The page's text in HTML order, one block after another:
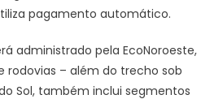
pagamento automático.
administrado pela EcoNoroeste,
rodovias – além do trecho sob
Sol, também inclui segmentos